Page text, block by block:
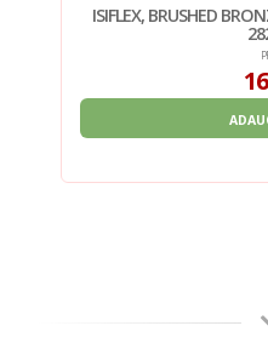
ISIFLEX, BRUSHED